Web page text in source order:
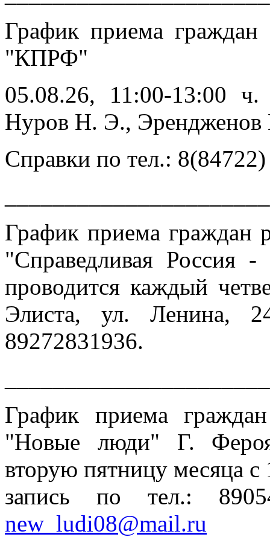
График приема
"КПРФ"
05.08.26, 11:00-13:00
Нуров Н. Э.,
Справки по тел.:
График приема граждан
"Справедливая Россия
проводится каждый
Элиста, ул. Ленина,
89272831936.
График приема
"Новые люди" Г.
вторую пятницу месяца
запись по тел.:
new_ludi08@mail.ru